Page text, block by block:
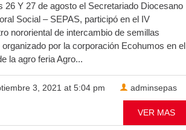
26 Y 27 de agosto el Secretariado Diocesano
Social – SEPAS, participó en el IV
nororiental de intercambio de semillas
organizado por la corporación Ecohumos en el
la agro feria Agro...
3, 2021 at 5:04 pm adminsepas
VER MAS